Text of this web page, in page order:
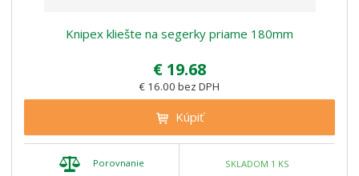
Knipex kliešte na segerky priame 180mm
€ 19.68
€ 16.00 bez DPH
Kúpiť
Porovnanie SKLADOM 1 KS